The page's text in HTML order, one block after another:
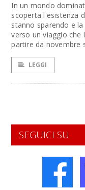
In un mondo
scoperta l'esistenza
stanno sparendo e
verso un viaggio che
partire da novembre
LEGGI
SEGUICI SU